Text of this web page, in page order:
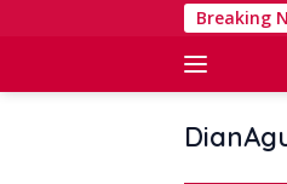
Breaking